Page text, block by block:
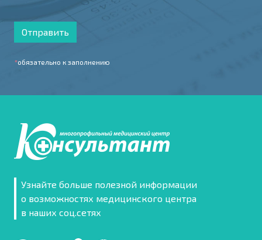
Отправить
*обязательно к заполнению
Узнайте больше полезной информации
о возможностях медицинского центра
в наших соц.сетях